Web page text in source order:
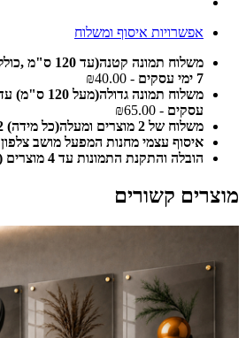
אפשרויות איסוף ומשלוח
7 ימי עסקים
- ₪40.00
עסקים - ₪65.00
משלוח של 2 מוצרים ומעלה(כל מידה) 5-12 ימי עסקים
איסוף עצמי מחנות המפעל מושב צלפון
הובלה והתקנת התמונות עד 4 מוצרים (לא באילת)
מוצרים קשורים